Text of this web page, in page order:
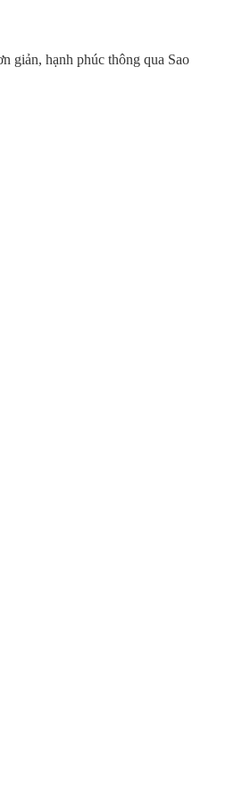
giản, hạnh phúc thông qua Sao